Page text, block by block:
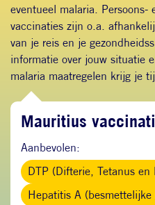
eventueel malaria. Persoons-
vaccinaties zijn o.a.
van je reis en je
informatie over jouw situatie
malaria maatregelen krijg je
Mauritius
Aanbevolen:
DTP (Difterie, Tetanus en
Hepatitis A (besmettelijke